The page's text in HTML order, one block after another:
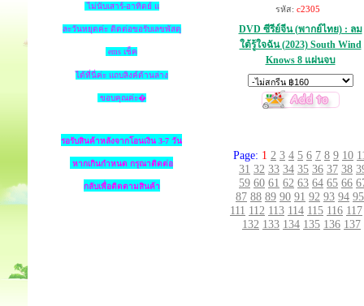
ไม่นับเสาร์-อาทิตย์ แ
ละวันหยุดค่ะ ติดต่อขอรับเลขพัสดุ
ems เช็ค
ได้ที่นี่ค่ะ แถบลิงค์ด้านล่าง
ขอบคุณค่ะ�
รอรับสินค้าหลังจากโอนเงิน 3-7 วัน
หากเกินกำหนด กรุณาติดต่อ
กลับเพื่อติดตามสินค้า
รหัส: c2305
DVD ซีรีย์จีน (พากย์ไทย) : ลม
ใต้รู้ใจฉัน (2023) South Wind
Knows 8 แผ่นจบ
Page: 1 2 3 4 5 6 7 8 9 10
31 32 33 34 35 36 37 38
59 60 61 62 63 64 65 66
87 88 89 90 91 92 93 94 95
111 112 113 114 115 116 117
132 133 134 135 136 137